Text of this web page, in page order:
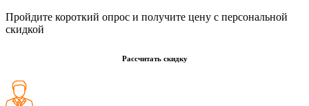
Пройдите короткий опрос и получите цену с персональной
скидкой
Рассчитать скидку